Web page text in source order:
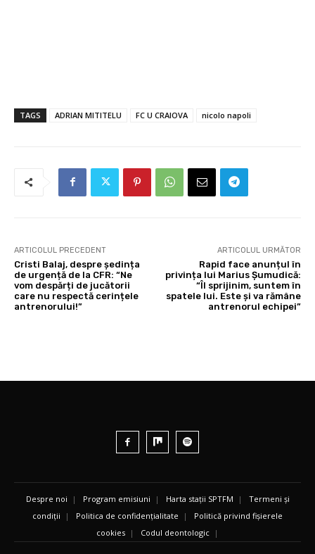
TAGS ADRIAN MITITELU FC U CRAIOVA nicolo napoli
ARTICOLUL PRECEDENT
Cristi Balaj, despre ședința
de urgență de la CFR: “Ne
vom despărți de jucătorii
care nu respectă cerințele
antrenorului!”
ARTICOLUL URMĂTOR
Rapid face anunțul în
privința lui Marius Șumudică:
“Îl sprijinim, suntem în
spatele lui. Este și va rămâne
antrenorul echipei”
Despre noi | Program emisiuni | Harta stații SPTFM | Termeni și
condiții | Politica de confidențialitate | Politică privind fișierele
cookies | Codul deontologic |